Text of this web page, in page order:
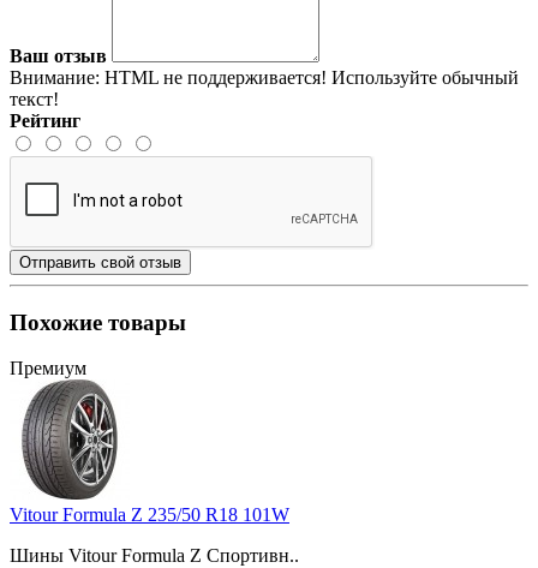
Ваш отзыв
Внимание: HTML не поддерживается! Используйте обычный
текст!
Рейтинг
Отправить свой отзыв
Похожие товары
Премиум
Vitour Formula Z 235/50 R18 101W
Шины Vitour Formula Z Спортивн..